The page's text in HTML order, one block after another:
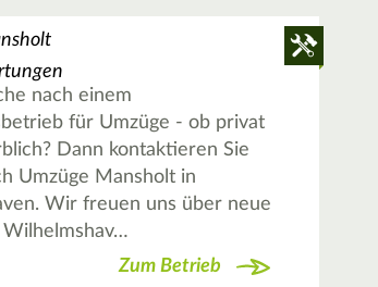
nach einem
für Umzüge - ob privat
Dann kontaktieren Sie
Umzüge Mansholt in
Wir freuen uns über neue
Zum Betrieb